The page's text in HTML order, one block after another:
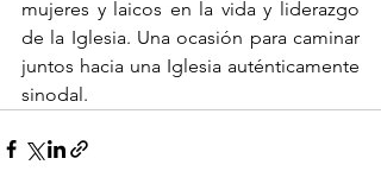
mujeres y laicos en la vida y liderazgo
de la Iglesia. Una ocasión para caminar
juntos hacia una Iglesia auténticamente
sinodal.